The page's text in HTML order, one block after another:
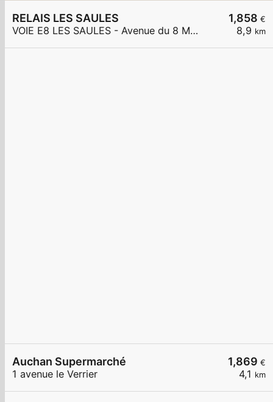
1,858 €
8,9 km
RELAIS LES SAULES
VOIE E8 LES SAULES - Avenue du 8 Mai 1945
1,869 €
4,1 km
Auchan Supermarché
1 avenue le Verrier